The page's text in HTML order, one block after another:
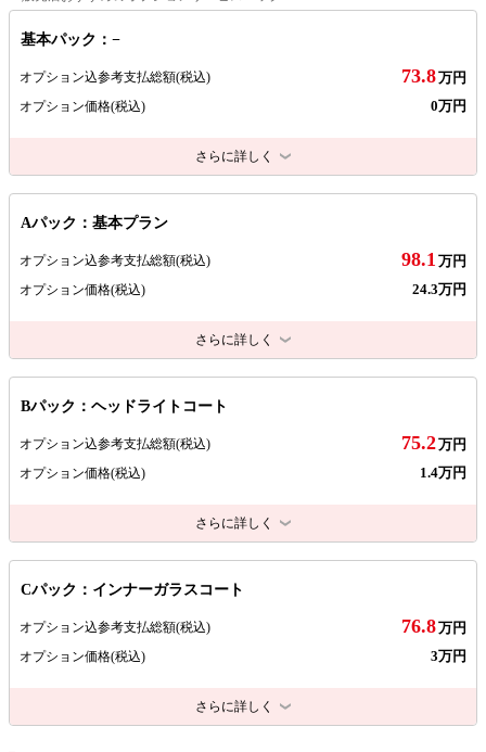
基本パック：−
オプション込参考支払総額(税込) 73.8万円
オプション価格(税込) 0万円
さらに詳しく
Aパック：基本プラン
オプション込参考支払総額(税込) 98.1 万円
オプション価格(税込) 24.3万円
さらに詳しく
Bパック：ヘッドライトコート
オプション込参考支払総額(税込) 75.2万円
オプション価格(税込) 1.4万円
さらに詳しく
Cパック：インナーガラスコート
オプション込参考支払総額(税込) 76.8万円
オプション価格(税込) 3万円
さらに詳しく